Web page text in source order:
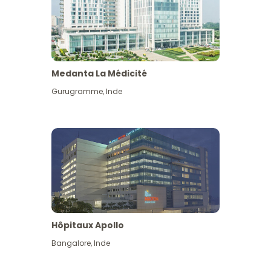
Medanta La Médicité
Gurugramme,Inde
Hôpitaux Apollo
Bangalore,Inde